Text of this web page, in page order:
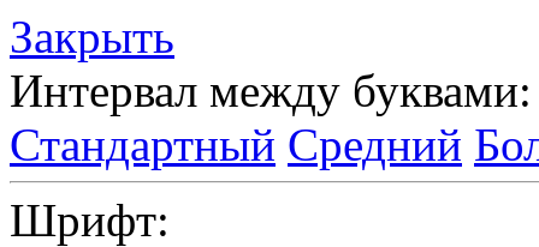
Закрыть
Интервал между буквами:
Стандартный Средний
Шрифт: